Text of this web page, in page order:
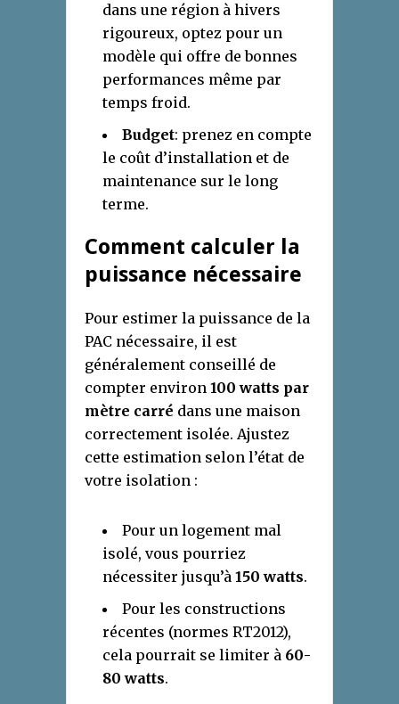
dans une région à hivers
rigoureux, optez pour un
modèle qui offre de bonnes
performances même par
temps froid.
Budget: prenez en compte
le coût d’installation et de
maintenance sur le long
terme.
Comment calculer la
puissance nécessaire
Pour estimer la puissance de la
PAC nécessaire, il est
généralement conseillé de
compter environ 100 watts par
mètre carré dans une maison
correctement isolée. Ajustez
cette estimation selon l’état de
votre isolation :
Pour un logement mal
isolé, vous pourriez
nécessiter jusqu’à 150 watts.
Pour les constructions
récentes (normes RT2012),
cela pourrait se limiter à 60-
80 watts.